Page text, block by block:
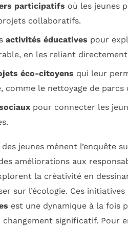
participatifs où les jeunes
collaboratifs.
activités éducatives pour
en les reliant
éco-citoyens qui leur
comme le nettoyage de parcs
pour connecter les
des jeunes mènent l’enquête
améliorations aux
la créativité en
sur l’écologie. Ces
est une dynamique à la fois
changement significatif. Pour